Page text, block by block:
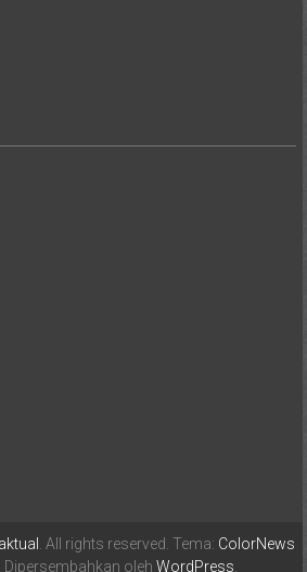
. All rights reserved. Tema: ColorNews
Dipersembahkan oleh WordPress